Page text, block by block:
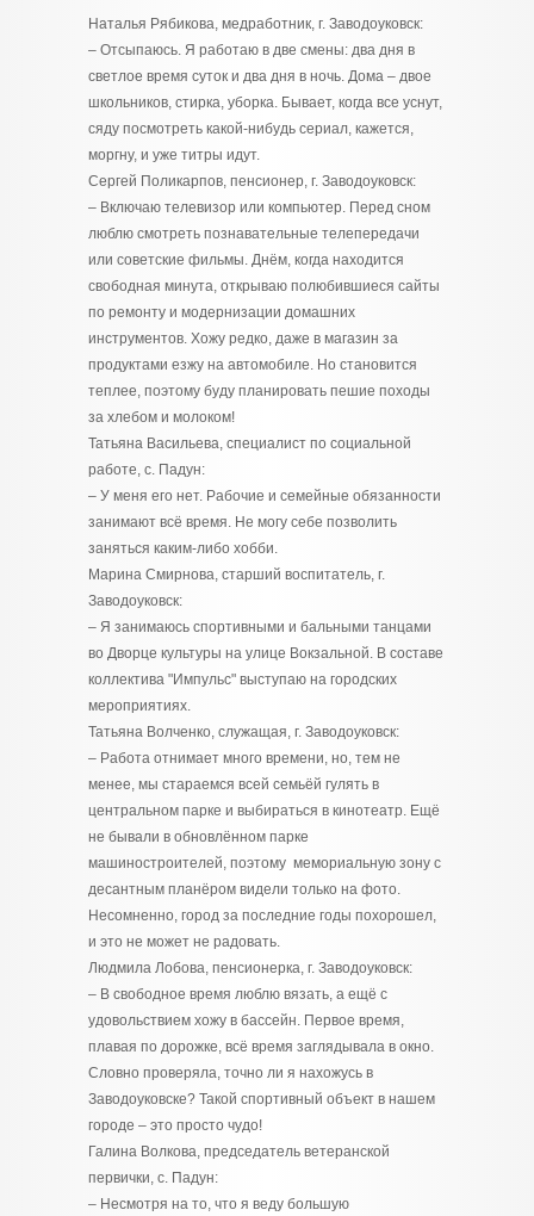
Наталья Рябикова, медработник, г. Заводоуковск:
– Отсыпаюсь. Я работаю в две смены: два дня в
светлое время суток и два дня в ночь. Дома – двое
школьников, стирка, уборка. Бывает, когда все уснут,
сяду посмотреть какой-нибудь сериал, кажется,
моргну, и уже титры идут.
Сергей Поликарпов, пенсионер, г. Заводоуковск:
– Включаю телевизор или компьютер. Перед сном
люблю смотреть познавательные телепередачи
или советские фильмы. Днём, когда находится
свободная минута, открываю полюбившиеся сайты
по ремонту и модернизации домашних
инструментов. Хожу редко, даже в магазин за
продуктами езжу на автомобиле. Но становится
теплее, поэтому буду планировать пешие походы
за хлебом и молоком!
Татьяна Васильева, специалист по социальной
работе, с. Падун:
– У меня его нет. Рабочие и семейные обязанности
занимают всё время. Не могу себе позволить
заняться каким-либо хобби.
Марина Смирнова, старший воспитатель, г.
Заводоуковск:
– Я занимаюсь спортивными и бальными танцами
во Дворце культуры на улице Вокзальной. В составе
коллектива "Импульс" выступаю на городских
мероприятиях.
Татьяна Волченко, служащая, г. Заводоуковск:
– Работа отнимает много времени, но, тем не
менее, мы стараемся всей семьёй гулять в
центральном парке и выбираться в кинотеатр. Ещё
не бывали в обновлённом парке
машиностроителей, поэтому мемориальную зону с
десантным планёром видели только на фото.
Несомненно, город за последние годы похорошел,
и это не может не радовать.
Людмила Лобова, пенсионерка, г. Заводоуковск:
– В свободное время люблю вязать, а ещё с
удовольствием хожу в бассейн. Первое время,
плавая по дорожке, всё время заглядывала в окно.
Словно проверяла, точно ли я нахожусь в
Заводоуковске? Такой спортивный объект в нашем
городе – это просто чудо!
Галина Волкова, председатель ветеранской
первички, с. Падун:
– Несмотря на то, что я веду большую